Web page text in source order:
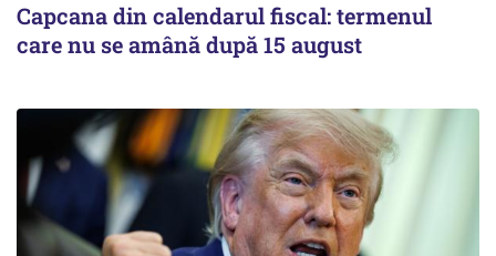
Capcana din calendarul fiscal: termenul
care nu se amână după 15 august